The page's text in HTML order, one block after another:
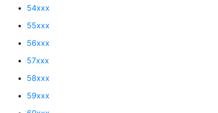
54xxx
55xxx
56xxx
57xxx
58xxx
59xxx